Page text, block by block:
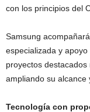
con los principios del
Samsung
especializada y
proyectos destacados
ampliando su alcance
Tecnología con